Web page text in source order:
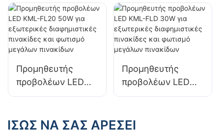
εσωτερικών
χώρων σε
εργοστάσια,
αποθήκες κ.λπ.
φωτιστικών LED
KML-HB30 150W
για εσωτερικούς
χώρους όπως
αποθήκες.
Προμηθευτής
προβολέων LED
KML-FL20 50W για
διαφημιστικές
Προμηθευτής
προβολέων LED
KML-FLD 30W για
διαφημιστικές
ΊΣΩΣ ΝΑ ΣΑΣ ΑΡΈΣΕΙ